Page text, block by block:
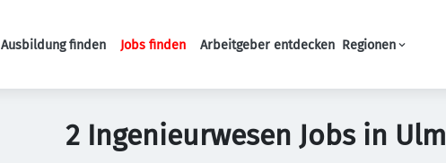
Haupt-Navigation
Ausbildung finden Jobs finden Arbeitgeber entdecken Regionen
2 Ingenieurwesen Jobs in Ulm